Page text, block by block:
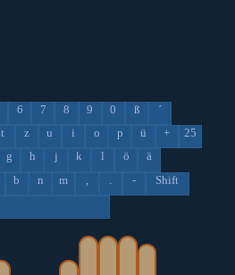
6 7 8 9 0 ß
´
t z u i o p ü +
25
g h j k l ö
ä
b n m - Shift